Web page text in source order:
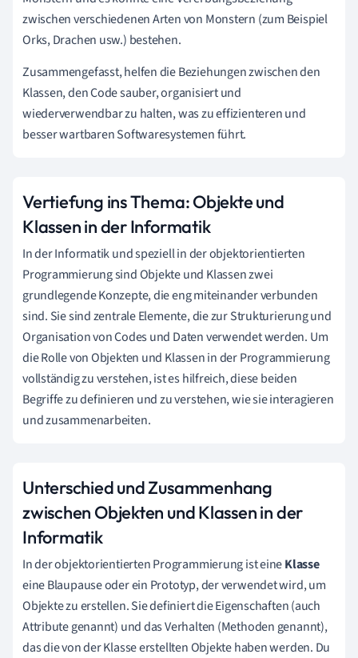
zwischen verschiedenen Arten von Monstern (zum Beispiel
Orks, Drachen usw.) bestehen.
Zusammengefasst, helfen die Beziehungen zwischen den
Klassen, den Code sauber, organisiert und
wiederverwendbar zu halten, was zu effizienteren und
besser wartbaren Softwaresystemen führt.
Vertiefung ins Thema: Objekte und
Klassen in der Informatik
In der Informatik und speziell in der objektorientierten
Programmierung sind Objekte und Klassen zwei
grundlegende Konzepte, die eng miteinander verbunden
sind. Sie sind zentrale Elemente, die zur Strukturierung und
Organisation von Codes und Daten verwendet werden. Um
die Rolle von Objekten und Klassen in der Programmierung
vollständig zu verstehen, ist es hilfreich, diese beiden
Begriffe zu definieren und zu verstehen, wie sie interagieren
und zusammenarbeiten.
Unterschied und Zusammenhang
zwischen Objekten und Klassen in der
Informatik
In der objektorientierten Programmierung ist eineKlasse
eine Blaupause oder ein Prototyp, der verwendet wird, um
Objekte zu erstellen. Sie definiert die Eigenschaften (auch
Attribute genannt) und das Verhalten (Methoden genannt),
das die von der Klasse erstellten Objekte haben werden. Du